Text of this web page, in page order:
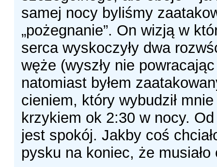
samej nocy byliśmy
„pożegnanie”. On wizją w
serca wyskoczyły dwa
węże (wyszły nie
natomiast byłem
cieniem, który wybudził
krzykiem ok 2:30 w nocy.
jest spokój. Jakby coś
pysku na koniec, że musiało